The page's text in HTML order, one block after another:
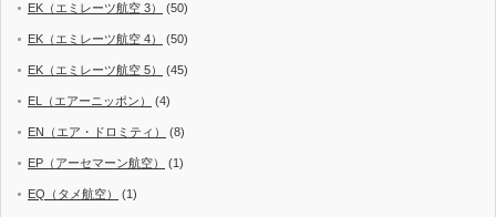
EK（エミレーツ航空 3） (50)
EK（エミレーツ航空 4） (50)
EK（エミレーツ航空 5） (45)
EL（エアーニッポン） (4)
EN（エア・ドロミティ） (8)
EP（アーセマーン航空） (1)
EQ（タメ航空） (1)